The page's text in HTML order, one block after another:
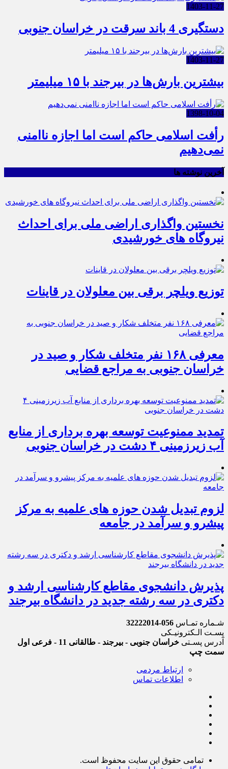
1403-11-27
دستگیری 4 باند سرقت در خراسان جنوبی
1403-11-27
بیشترین بارش‌ها در بیرجند با ۱۵ میلیمتر
1398-10-04
رأفت اسلامی حاکم است اما اجازه ناامنی
نمی‌دهیم
آخرین نوشته ها
نخستین واگذاری اراضی ملی برای احداث
نیروگاه های خورشیدی
توزیع ویلچر برقی بین معلولان در قاینات
معرفی ۱۶۸ نفر متخلف شکار و صید در
خراسان جنوبی به مراجع قضایی
تمدید ممنوعیت توسعه بهره برداری از منابع
آب زیرزمینی ۴ دشت در خراسان جنوبی
لزوم تبدیل شدن حوزه های علمیه به مرکز
پیشرو و سرآمد در جامعه
پذیرش دانشجوی مقاطع کارشناسی ارشد و
دکتری در سه رشته جدید در دانشگاه بیرجند
شـماره تمـاس 056-32222014
پسـت الـکترونیـکی
آدرس پسـتی
خراسان جنوبی - بیرجند - طالقانی 11 - فرعی اول
سمت چپ
ارتباط مردمی
اطلاعات تماس
تمامی حقوق این سایت محفوظ است.